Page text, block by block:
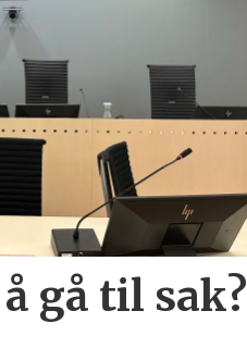
gå til sak?